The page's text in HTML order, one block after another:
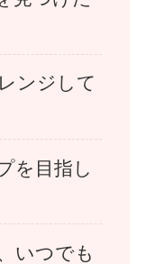
ンジして
を目指し
いつでも